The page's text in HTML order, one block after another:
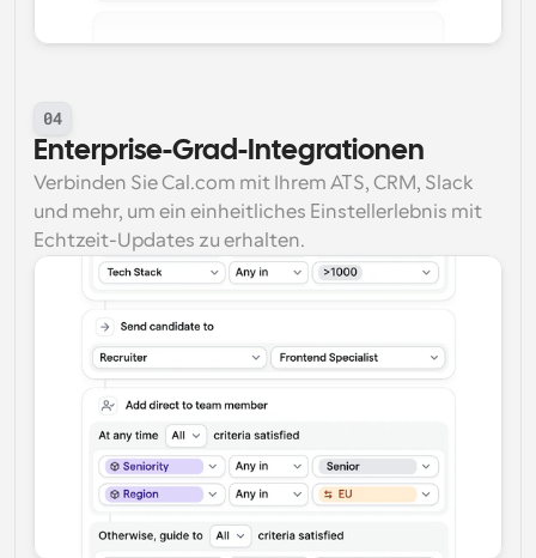
04
Enterprise-Grad-Integrationen
Verbinden Sie Cal.com mit Ihrem ATS, CRM, Slack
und mehr, um ein einheitliches Einstellerlebnis mit
Echtzeit-Updates zu erhalten.